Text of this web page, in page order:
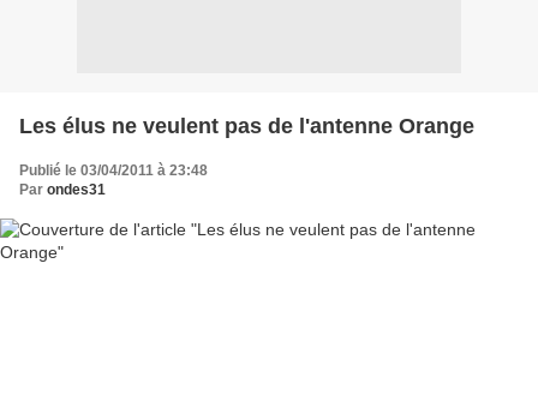
Les élus ne veulent pas de l'antenne Orange
Publié le 03/04/2011 à 23:48
Par ondes31